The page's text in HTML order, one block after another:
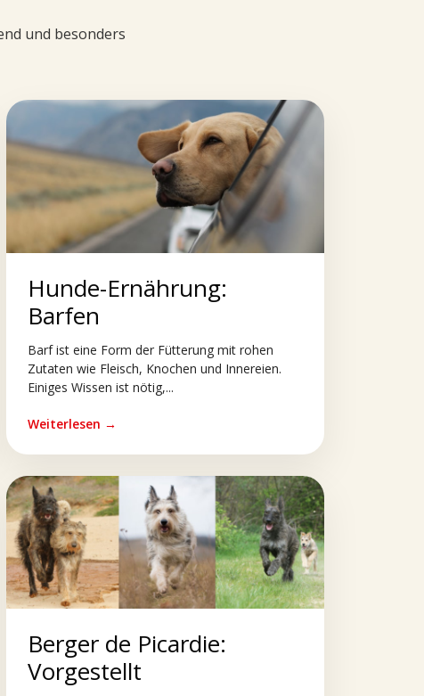
und besonders
Hunde-Ernährung:
Barfen
Barf ist eine Form der Fütterung mit rohen
Zutaten wie Fleisch, Knochen und Innereien.
Einiges Wissen ist nötig,...
Weiterlesen →
Berger de Picardie:
Vorgestellt